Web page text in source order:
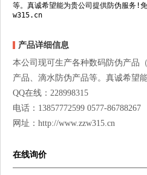
等。真诚希望能为贵公司提供防伪服务
w315.cn
产品详细信息
本公司现可生产各种数码防伪产品
产品、滴水防伪产品等。真诚希望
QQ在线：228998315
电话：13857772599 0577-86788267
网址：http://www.zzw315.cn
在线询价